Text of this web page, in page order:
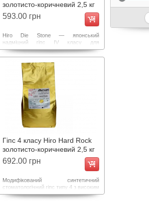
золотисто-коричневий 2,5 кг
593.00 грн
Hiro Die Stone — японський
надміцний гіпс IV класу для
високоточних моделей. Колір:
золотисто-коричневий.
Переваги:мінімальне розширення
(0,15%), виняткова твердість (83
МПа) та ідеально гладка поверхня.
Гіпс 4 класу Hiro Hard Rock
золотисто-коричневий 2,5 кг
692.00 грн
Модифікований синтетичний
стоматологічний гіпс типу 4 з високим
кофіціентом міцності. Що складається